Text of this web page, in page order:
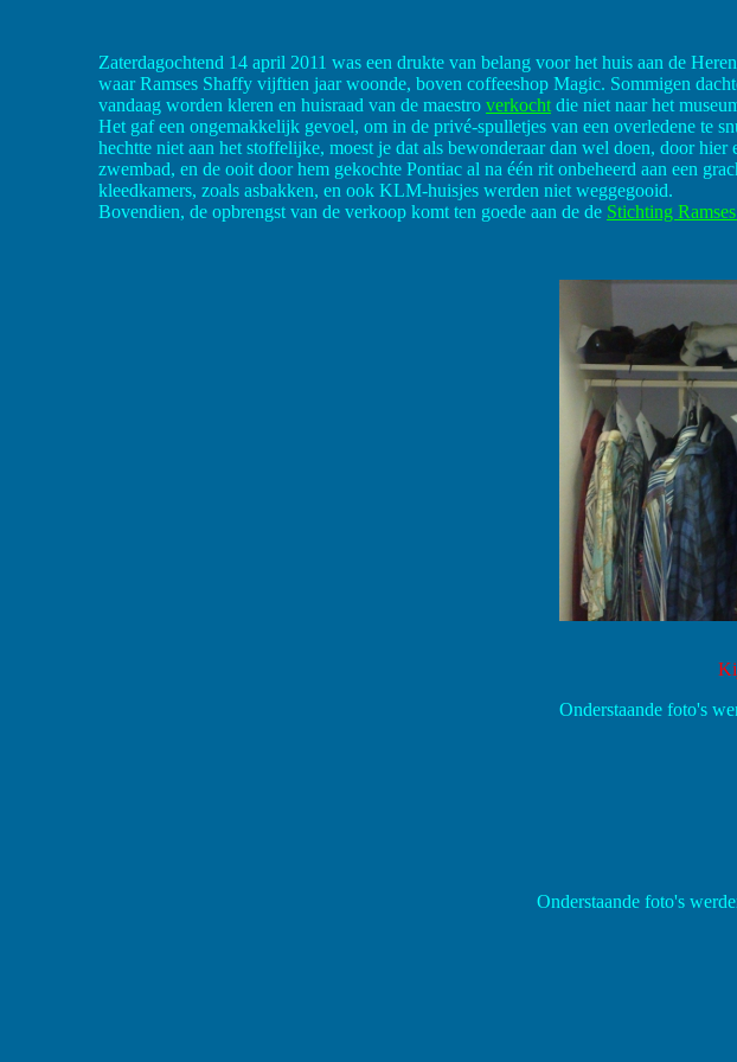
Zaterdagochtend 14 april 2011 was een drukte van belang voor het huis aan de
waar Ramses Shaffy vijftien jaar woonde, boven coffeeshop Magic. Sommigen
vandaag worden kleren en huisraad van de maestro verkocht die niet naar het
Het gaf een ongemakkelijk gevoel, om in de privé-spulletjes van een overledene te
hechtte niet aan het stoffelijke, moest je dat als bewonderaar dan wel doen, door
zwembad, en de ooit door hem gekochte Pontiac al na één rit onbeheerd aan een
kleedkamers, zoals asbakken, en ook KLM-huisjes werden niet weggegooid.
Bovendien, de opbrengst van de verkoop komt ten goede aan de de Stichting
Onderstaande foto's
Onderstaande foto's